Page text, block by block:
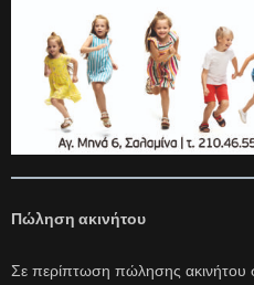
Πώληση ακινήτου
Σε περίπτωση πώλησης ακινήτου